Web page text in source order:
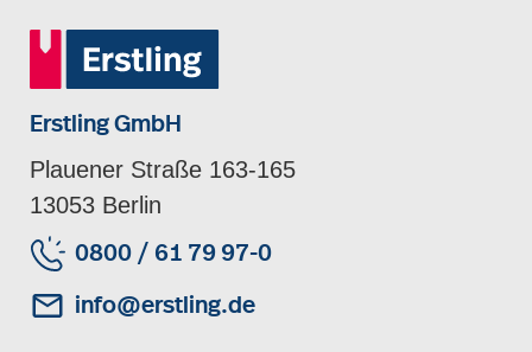
Erstling GmbH
Plauener Straße 163-165
13053 Berlin
0800 / 61 79 97-0
info@erstling.de